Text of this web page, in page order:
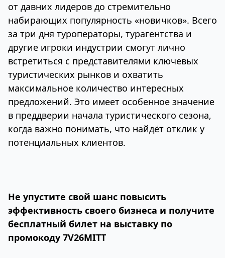
от давних лидеров до стремительно
набирающих популярность «новичков». Всего
за три дня туроператоры, турагентства и
другие игроки индустрии смогут лично
встретиться с представителями ключевых
туристических рынков и охватить
максимальное количество интересных
предложений. Это имеет особенное значение
в преддверии начала туристического сезона,
когда важно понимать, что найдёт отклик у
потенциальных клиентов.
Не упустите свой шанс повысить
эффективность своего бизнеса и получите
бесплатный билет на выставку по
промокоду 7V26MITT